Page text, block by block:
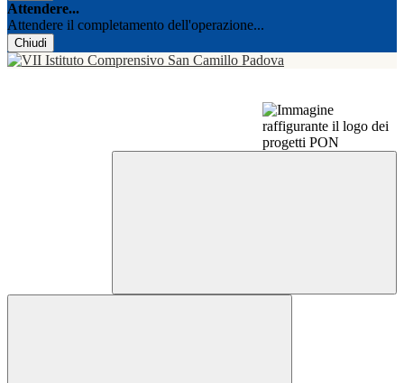
Attendere...
Attendere il completamento dell'operazione...
Chiudi